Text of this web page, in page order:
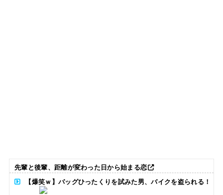
先輩と後輩、距離が変わった日から始まる恋
【爆笑ｗ】バッグひったくりを試みた男、バイクを盗られる！